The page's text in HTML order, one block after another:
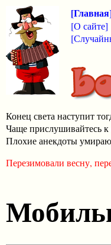
[О сайте]
Конец света наступит
Чаще прислушивайтесь
Плохие анекдоты
Перезимовали весну,